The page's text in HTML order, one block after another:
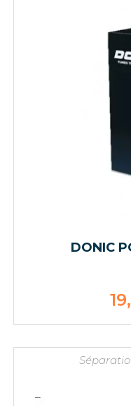
DONIC